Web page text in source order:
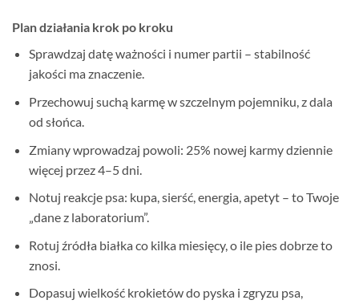
Plan działania krok po kroku
Sprawdzaj datę ważności i numer partii – stabilność
jakości ma znaczenie.
Przechowuj suchą karmę w szczelnym pojemniku, z dala
od słońca.
Zmiany wprowadzaj powoli: 25% nowej karmy dziennie
więcej przez 4–5 dni.
Notuj reakcje psa: kupa, sierść, energia, apetyt – to Twoje
„dane z laboratorium”.
Rotuj źródła białka co kilka miesięcy, o ile pies dobrze to
znosi.
Dopasuj wielkość krokietów do pyska i zgryzu psa,